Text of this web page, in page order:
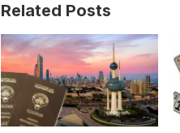
Related Posts